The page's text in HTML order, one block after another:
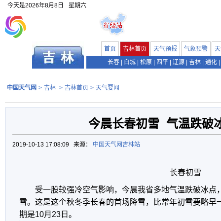
今天是2026年8月8日 星期六
首页 吉林首页 天气预报 气象预警
长春
白城 松原 四平 辽源 吉林 通化
中国天气网 > 吉林 > 吉林首页 > 天气要闻
今晨长春初雪 气温跌破
2019-10-13 17:08:09 来源： 中国天气网吉林站
长春初雪
受一股较强冷空气影响，今晨我省多地气温跌破冰点
雪。这是这个秋冬季长春的首场降雪，比常年初雪要略早
期是10月23日。